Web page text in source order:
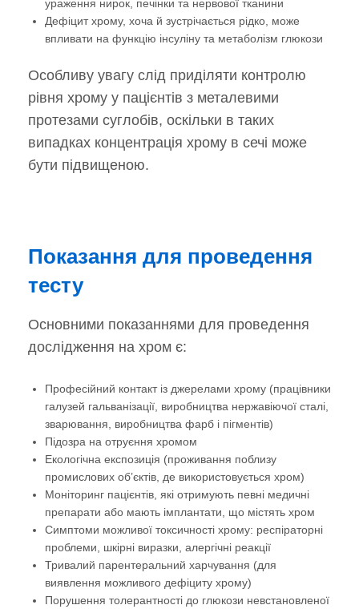
ураження нирок, печінки та нервової тканини
Дефіцит хрому, хоча й зустрічається рідко, може
впливати на функцію інсуліну та метаболізм глюкози
Особливу увагу слід приділяти контролю
рівня хрому у пацієнтів з металевими
протезами суглобів, оскільки в таких
випадках концентрація хрому в сечі може
бути підвищеною.
Показання для проведення
тесту
Основними показаннями для проведення
дослідження на хром є:
Професійний контакт із джерелами хрому (працівники
галузей гальванізації, виробництва нержавіючої сталі,
зварювання, виробництва фарб і пігментів)
Підозра на отруєння хромом
Екологічна експозиція (проживання поблизу
промислових об’єктів, де використовується хром)
Моніторинг пацієнтів, які отримують певні медичні
препарати або мають імплантати, що містять хром
Симптоми можливої токсичності хрому: респіраторні
проблеми, шкірні виразки, алергічні реакції
Тривалий парентеральний харчування (для
виявлення можливого дефіциту хрому)
Порушення толерантності до глюкози невстановленої